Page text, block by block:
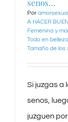
Por amorsexual
A HACER
Femenina y
Todo en belleza
Tamaño de los
Si juzgas a
senos,
juzguen